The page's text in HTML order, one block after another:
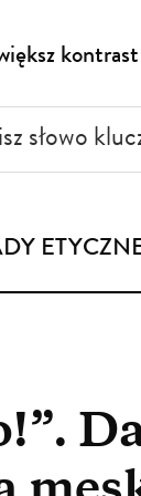
kontrast